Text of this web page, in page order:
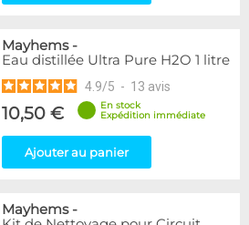
Mayhems-
Eau distillée Ultra Pure H2O 1 litre
4.9/5 - 13 avis
10,50 €
En stock
Expédition immédiate
Ajouter au panier
Mayhems-